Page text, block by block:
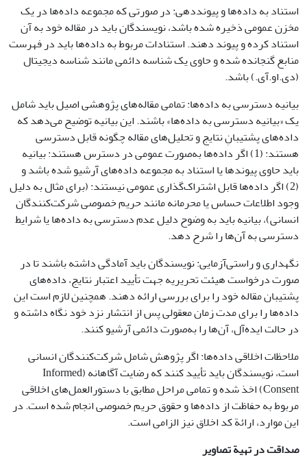
استناد به داده‌ها و پیونددهی: در صورتی که مجموعه داده‌ها در یک
مخزن عمومی ذخیره شده باشد، نویسندگان باید در مقاله خود به آن
استناد کرده و پیوند دهند. استنادات مربوط به داده‌ها باید در فهرست
منابع گنجانده شده و حاوی یک شناسه دائمی مانند شناسه دیجیتال
(دی.او.آی.) باشد.
بیانیه دسترسی به داده‌ها: تمامی مقاله‌های پژوهشی اصیل باید شامل
یک «بیانیه دسترسی به داده‌ها» باشند. این بیانیه توضیح می‌دهد که
داده‌های پشتیبانِ نتایج و تحلیل‌های مقاله چگونه قابل دسترسی
هستند: (1) اگر داده‌ها به‌صورت عمومی در دسترس هستند: بیانیه
باید حاوی پیوندها یا استناد به مجموعه داده‌های آرشیو شده باشد و
(2) اگر داده‌ها قابل اشتراک‌گذاری عمومی نیستند: (برای مثال به دلیل
وجود اطلاعات حساس یا محرمانه مانند حریم خصوصی شرکت‌کنندگان
انسانی)، بیانیه باید به وضوح دلیل عدم دسترسی به داده‌ها یا شرایط
دسترسی به آن‌ها را شرح دهد.
نگهداری و راستی‌آزمایی: نویسندگان باید آمادگی داشته باشند تا در
صورت درخواست هیئت تحریریه جهت تأیید اعتبار نتایج، داده‌های
پشتیبان مقاله خود را برای بررسی ارائه دهند. همچنین لازم است این
داده‌ها را برای مدت زمان معقولی پس از انتشار نزد خود نگاه داشته و
در حالت ایده‌آل، آن‌ها را به‌صورت دائمی آرشیو کنند.
ملاحظات اخلاقی داده‌ها: اگر پژوهش شامل شرکت‌کنندگان انسانی
است، نویسندگان باید تأیید کنند که رضایت آگاهانه (Informed
Consent) اخذ شده و تمامی مراحل مطابق با دستورالعمل‌های اخلاقی
مربوط به حفاظت از داده‌ها و حقوق حریم خصوصی انجام شده است. در
این موارد، ارائة کد اخلاق نیز الزامی است.
صداقت در تهیة تصاویر